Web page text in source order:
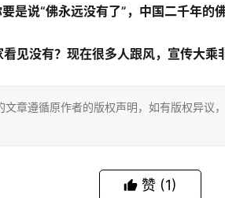
是说“佛永远没有了”，中国二千年的
见没有？现在很多人跟风，宣传大乘
文章遵循原作者的版权声明，如有版权异议
赞 (1)